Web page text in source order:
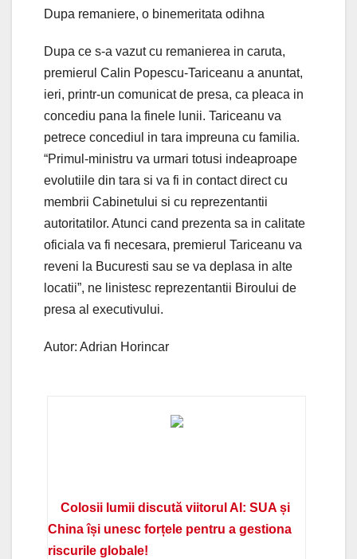
Dupa remaniere, o binemeritata odihna
Dupa ce s-a vazut cu remanierea in caruta,
premierul Calin Popescu-Tariceanu a anuntat,
ieri, printr-un comunicat de presa, ca pleaca in
concediu pana la finele lunii. Tariceanu va
petrece concediul in tara impreuna cu familia.
“Primul-ministru va urmari totusi indeaproape
evolutiile din tara si va fi in contact direct cu
membrii Cabinetului si cu reprezentantii
autoritatilor. Atunci cand prezenta sa in calitate
oficiala va fi necesara, premierul Tariceanu va
reveni la Bucuresti sau se va deplasa in alte
locatii”, ne linistesc reprezentantii Biroului de
presa al executivului.
Autor: Adrian Horincar
Colosii lumii discută viitorul AI: SUA și
China își unesc forțele pentru a gestiona
riscurile globale!